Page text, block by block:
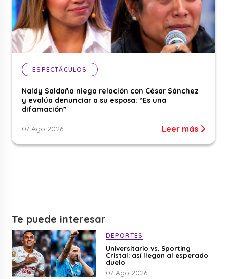
ESPECTÁCULOS
Naldy Saldaña niega relación con César Sánchez
y evalúa denunciar a su esposa: “Es una
difamación”
07 Ago 2026 Leer más
Te puede interesar
DEPORTES
Universitario vs. Sporting
Cristal: así llegan al esperado
duelo
07 Ago 2026